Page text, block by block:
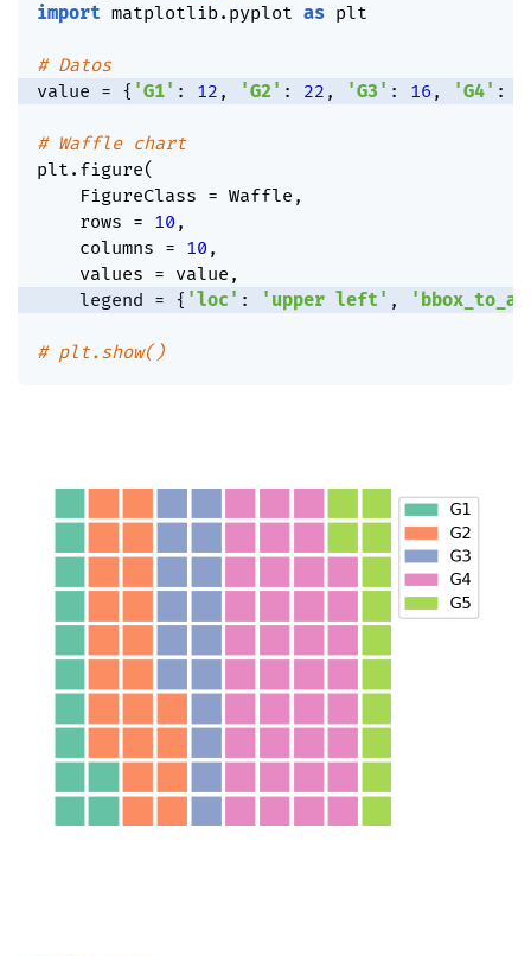
import matplotlib. pyplot as plt
# Datos
value = { 'G1' : 12 , 'G2' : 22 , 'G3' : 16 , 'G4' :
# Waffle chart
plt . figure(
    FigureClass
= Waffle ,
    rows
= 10 ,
    columns
= 10 ,
    values
= value ,
    legend
= { 'loc' : 'upper left' ,
# plt.show()